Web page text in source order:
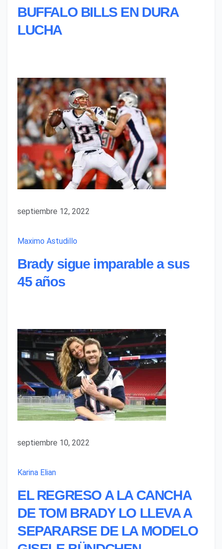
BUFFALO BILLS EN DURA
LUCHA
septiembre 12, 2022
Maximo Astudillo
Brady sigue imparable a sus
45 años
septiembre 10, 2022
Karina Elian
EL REGRESO A LA CANCHA
DE TOM BRADY LO LLEVA A
SEPARARSE DE LA MODELO